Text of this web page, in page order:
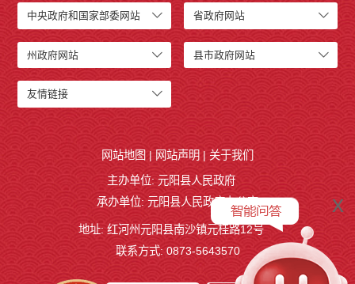
中央政府和国家部委网站 省政府网站
州政府网站 县市政府网站
友情链接
x
网站地图 | 网站声明 | 关于我们
主办单位: 元阳县人民政府
承办单位: 元阳县人民政府办公室
地址: 红河州元阳县南沙镇元桂路12号
联系方式: 0873-5643570